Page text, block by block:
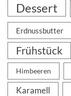
Dessert
Erdnussbutter
Frühstück
Himbeeren
Karamell